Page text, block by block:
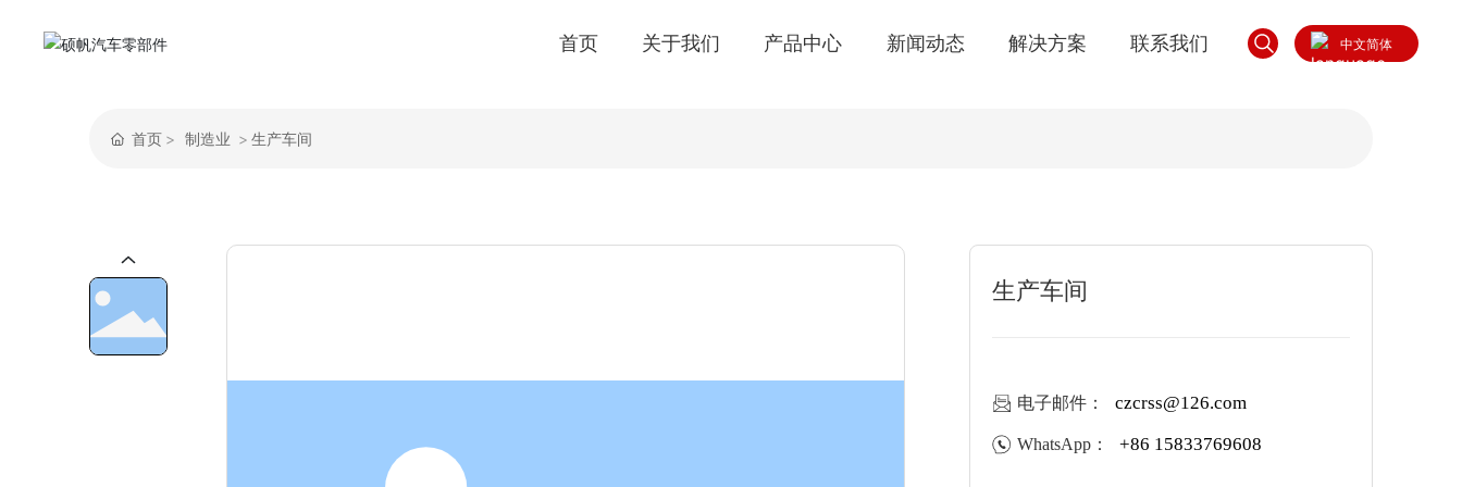
首页 关于我们 产品中心 新闻动态 解决方案 联系我们 中文简体
首页 制造业 生产车间
生产车间
电子邮件： czcrss@126.com
WhatsApp： +86 15833769608